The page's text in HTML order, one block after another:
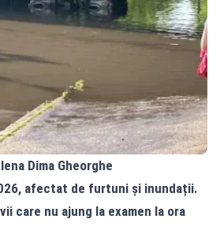
Dima Gheorghe
afectat de furtuni și inundații.
care nu ajung la examen la ora